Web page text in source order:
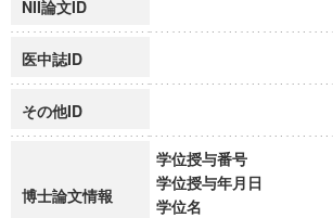
NII論文ID
医中誌ID
その他ID
博士論文情報
学位授与番号
学位授与年月日
学位名